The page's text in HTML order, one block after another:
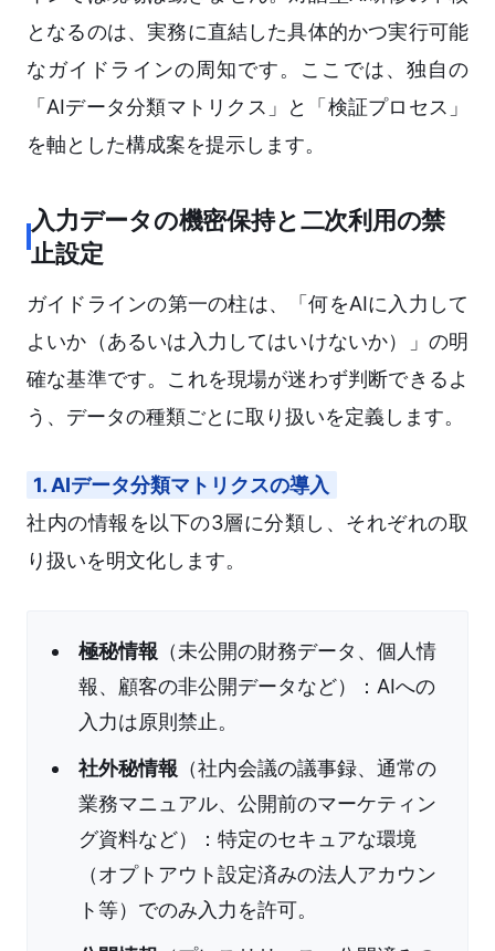
となるのは、実務に直結した具体的かつ実行可能
なガイドラインの周知です。ここでは、独自の
「AIデータ分類マトリクス」と「検証プロセス」
を軸とした構成案を提示します。
入力データの機密保持と二次利用の禁
止設定
ガイドラインの第一の柱は、「何をAIに入力して
よいか（あるいは入力してはいけないか）」の明
確な基準です。これを現場が迷わず判断できるよ
う、データの種類ごとに取り扱いを定義します。
1. AIデータ分類マトリクスの導入
社内の情報を以下の3層に分類し、それぞれの取
り扱いを明文化します。
極秘情報 （未公開の財務データ、個人情
報、顧客の非公開データなど）：AIへの
入力は原則禁止。
社外秘情報 （社内会議の議事録、通常の
業務マニュアル、公開前のマーケティン
グ資料など）：特定のセキュアな環境
（オプトアウト設定済みの法人アカウン
ト等）でのみ入力を許可。